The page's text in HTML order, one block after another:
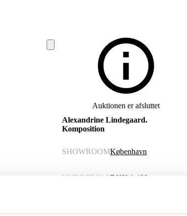
Auktionen er afsluttet
Alexandrine Lindegaard.
Komposition
SHOWROOMKøbenhavn
VURDERINGDKK 1.400